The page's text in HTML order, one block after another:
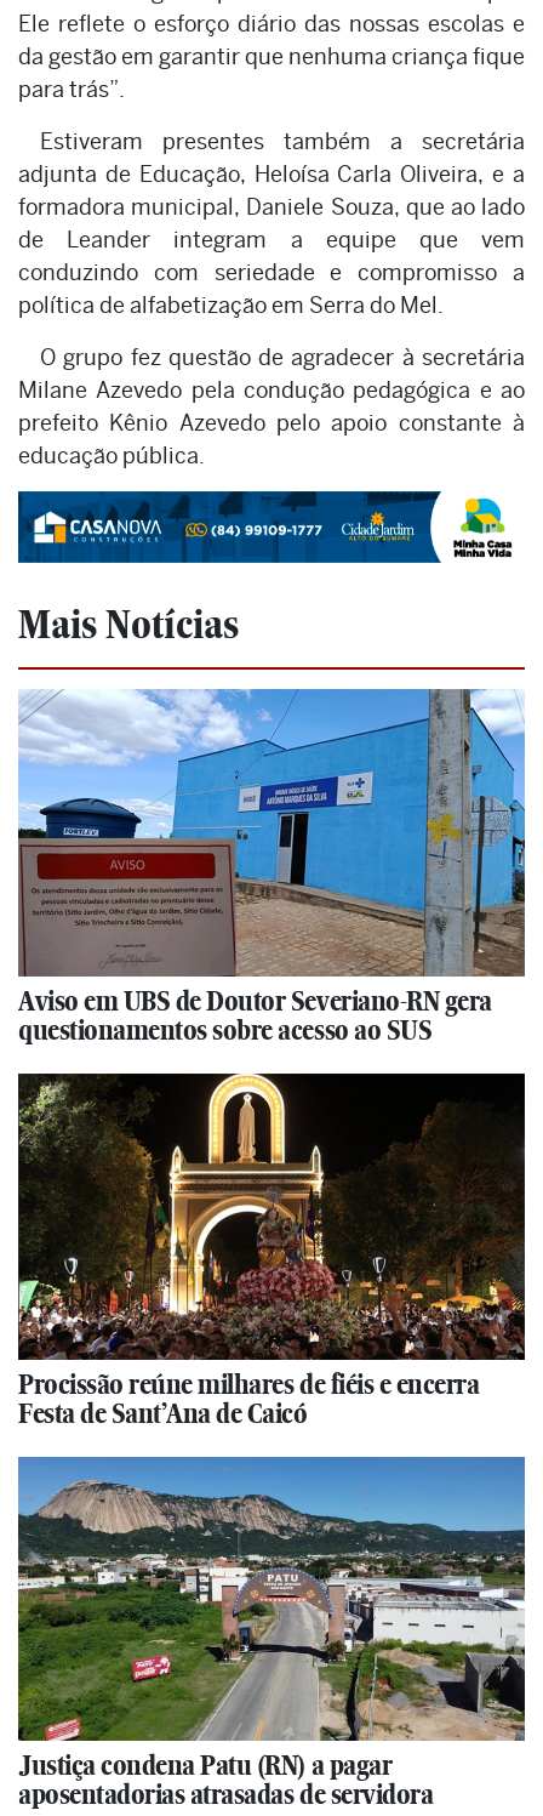
Ele reflete o esforço diário das nossas escolas e
da gestão em garantir que nenhuma criança fique
para trás”.
Estiveram presentes também a secretária
adjunta de Educação, Heloísa Carla Oliveira, e a
formadora municipal, Daniele Souza, que ao lado
de Leander integram a equipe que vem
conduzindo com seriedade e compromisso a
política de alfabetização em Serra do Mel.
O grupo fez questão de agradecer à secretária
Milane Azevedo pela condução pedagógica e ao
prefeito Kênio Azevedo pelo apoio constante à
educação pública.
Mais Notícias
Aviso em UBS de Doutor Severiano-RN gera
questionamentos sobre acesso ao SUS
Procissão reúne milhares de fiéis e encerra
Festa de Sant’Ana de Caicó
Justiça condena Patu (RN) a pagar
aposentadorias atrasadas de servidora